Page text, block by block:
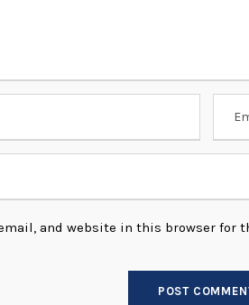
and website in this browser for